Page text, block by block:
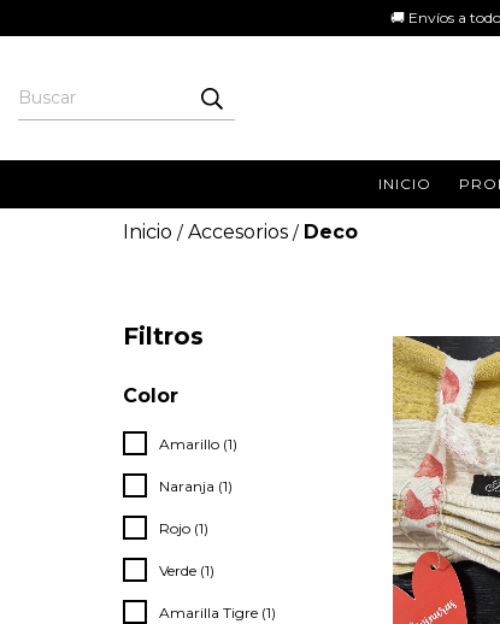
🚚 Envíos a todo el país
INICIO
Inicio / Accesorios / Deco
Filtros
Color
Amarillo (1)
Naranja (1)
Rojo (1)
Verde (1)
Amarilla Tigre (1)